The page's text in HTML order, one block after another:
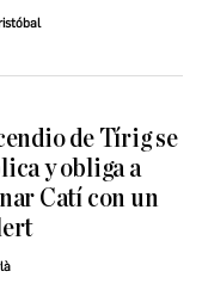
de Tírig se
y obliga a
Catí con un